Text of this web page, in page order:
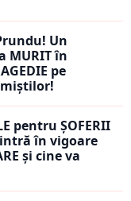
Un
MURIT în
pe
pentru ȘOFERII
în vigoare
și cine va